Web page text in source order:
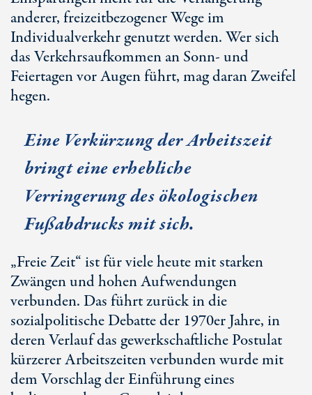
anderer, freizeitbezogener Wege im
Individualverkehr genutzt werden. Wer sich
das Verkehrsaufkommen an Sonn- und
Feiertagen vor Augen führt, mag daran Zweifel
hegen.
Eine Verkürzung der Arbeitszeit
bringt eine erhebliche
Verringerung des ökologischen
Fußabdrucks mit sich.
„Freie Zeit“ ist für viele heute mit starken
Zwängen und hohen Aufwendungen
verbunden. Das führt zurück in die
sozialpolitische Debatte der 1970er Jahre, in
deren Verlauf das gewerkschaftliche Postulat
kürzerer Arbeitszeiten verbunden wurde mit
dem Vorschlag der Einführung eines